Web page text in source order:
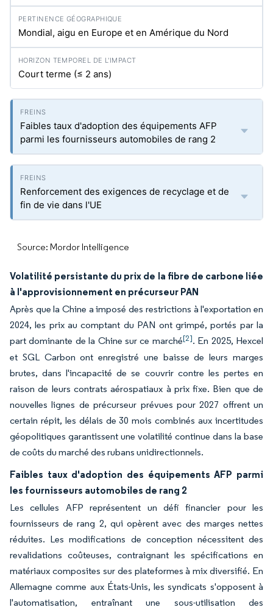
Mondial, aigu en Europe et en Amérique du Nord
Court terme (≤ 2 ans)
Faibles taux d'adoption des équipements AFP
parmi les fournisseurs automobiles de rang 2
Renforcement des exigences de recyclage et de
fin de vie dans l'UE
Source: Mordor Intelligence
Volatilité persistante du prix de la fibre de carbone liée
à l'approvisionnement en précurseur PAN
Après que la Chine a imposé des restrictions à l'exportation en
2024, les prix au comptant du PAN ont grimpé, portés par la
part dominante de la Chine sur ce marché[2]. En 2025, Hexcel
et SGL Carbon ont enregistré une baisse de leurs marges
brutes, dans l'incapacité de se couvrir contre les pertes en
raison de leurs contrats aérospatiaux à prix fixe. Bien que de
nouvelles lignes de précurseur prévues pour 2027 offrent un
certain répit, les délais de 30 mois combinés aux incertitudes
géopolitiques garantissent une volatilité continue dans la base
de coûts du marché des rubans unidirectionnels.
Faibles taux d'adoption des équipements AFP parmi
les fournisseurs automobiles de rang 2
Les cellules AFP représentent un défi financier pour les
fournisseurs de rang 2, qui opèrent avec des marges nettes
réduites. Les modifications de conception nécessitent des
revalidations coûteuses, contraignant les spécifications en
matériaux composites sur des plateformes à mix diversifié. En
Allemagne comme aux États-Unis, les syndicats s'opposent à
l'automatisation, entraînant une sous-utilisation des